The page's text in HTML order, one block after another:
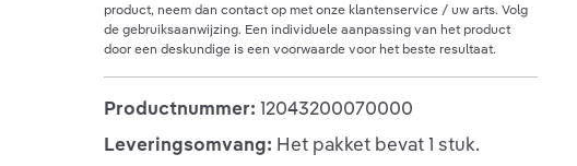
product, neem dan contact op met onze klantenservice / uw arts. Volg
de gebruiksaanwijzing. Een individuele aanpassing van het product
door een deskundige is een voorwaarde voor het beste resultaat.
Productnummer: 12043200070000
Leveringsomvang: Het pakket bevat 1 stuk.